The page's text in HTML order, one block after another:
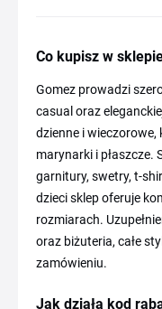
Co kupisz w
Gomez prowadzi
casual oraz
dzienne i wieczorowe,
marynarki i płaszcze.
garnitury, swetry, t-
dzieci sklep oferuje
rozmiarach.
oraz biżuteria, całe
zamówieniu.
Jak działa kod